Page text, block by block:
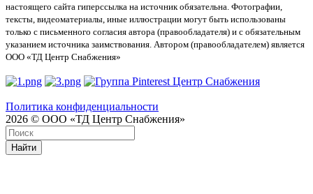
настоящего сайта гиперссылка на источник обязательна. Фотографии,
тексты, видеоматериалы, иные иллюстрации могут быть использованы
только с письменного согласия автора (правообладателя) и с обязательным
указанием источника заимствования. Автором (правообладателем) является
ООО «ТД Центр Снабжения»
Политика конфиденциальности
2026 © ООО «ТД Центр Снабжения»
Найти